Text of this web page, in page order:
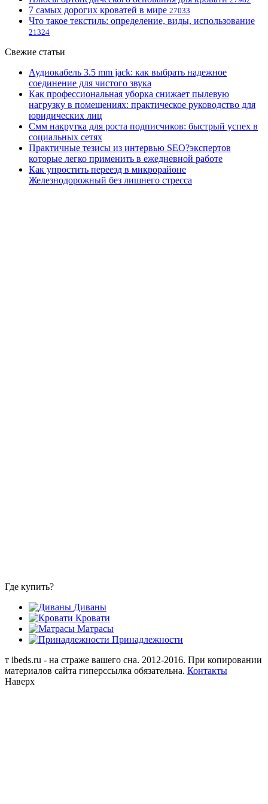
7 самых дорогих кроватей в мире 27033
Что такое текстиль: определение, виды, использование
21324
Свежие статьи
Аудиокабель 3.5 mm jack: как выбрать надежное
соединение для чистого звука
Как профессиональная уборка снижает пылевую
нагрузку в помещениях: практическое руководство для
юридических лиц
Смм накрутка для роста подписчиков: быстрый успех в
социальных сетях
Практичные тезисы из интервью SEO?экспертов
которые легко применить в ежедневной работе
Как упростить переезд в микрорайоне
Железнодорожный без лишнего стресса
Где купить?
Диваны
Кровати
Матрасы
Принадлежности
т ibeds.ru - на страже вашего сна. 2012-2016. При копировании
материалов сайта гиперссылка обязательна. Контакты
Наверх